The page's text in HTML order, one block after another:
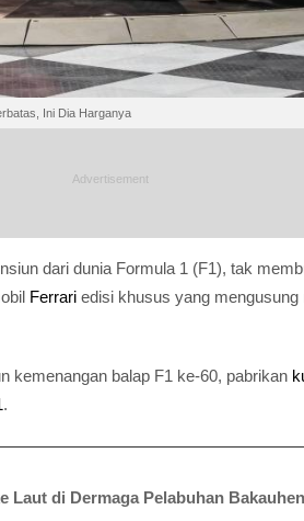
Ini Dia Harganya
dari dunia Formula 1 (F1), tak
Ferrari edisi khusus yang
kemenangan balap F1 ke-60, pabrikan
.
Laut di Dermaga Pelabuhan